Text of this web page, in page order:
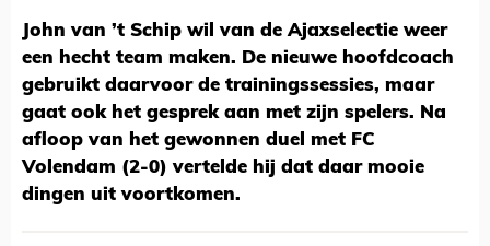
John van ’t Schip wil van de Ajaxselectie weer
een hecht team maken. De nieuwe hoofdcoach
gebruikt daarvoor de trainingssessies, maar
gaat ook het gesprek aan met zijn spelers. Na
afloop van het gewonnen duel met FC
Volendam (2-0) vertelde hij dat daar mooie
dingen uit voortkomen.